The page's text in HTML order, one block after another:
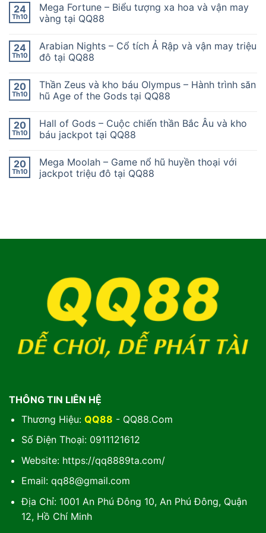
24
Th10
Mega Fortune – Biểu tượng xa hoa và vận may
vàng tại QQ88
24
Th10
Arabian Nights – Cổ tích Ả Rập và vận may triệu
đô tại QQ88
20
Th10
Thần Zeus và kho báu Olympus – Hành trình săn
hũ Age of the Gods tại QQ88
20
Th10
Hall of Gods – Cuộc chiến thần Bắc Âu và kho
báu jackpot tại QQ88
20
Th10
Mega Moolah – Game nổ hũ huyền thoại với
jackpot triệu đô tại QQ88
THÔNG TIN LIÊN HỆ
Thương Hiệu: QQ88 - QQ88.Com
Số Điện Thoại: 0911121612
Website: https://qq8889ta.com/
Email: qq88@gmail.com
Địa Chỉ: 1001 An Phú Đông 10, An Phú Đông, Quận
12, Hồ Chí Minh